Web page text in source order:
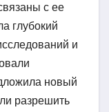
с ее
глубокий
и
новый
разрешить